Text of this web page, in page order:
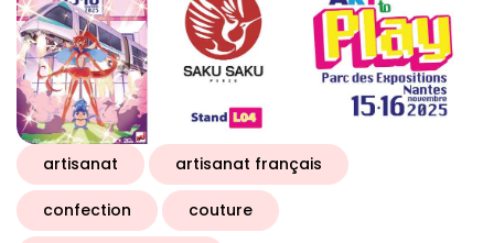
artisanat artisanat français
confection couture